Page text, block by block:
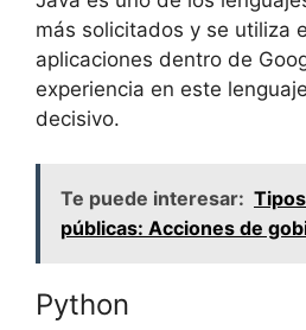
más solicitados y se utiliza
aplicaciones dentro de
experiencia en este
decisivo.
Te puede interesar:
públicas: Acciones de
Python